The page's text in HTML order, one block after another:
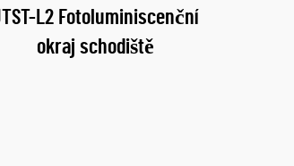
L2 Fotoluminiscenční
okraj schodiště